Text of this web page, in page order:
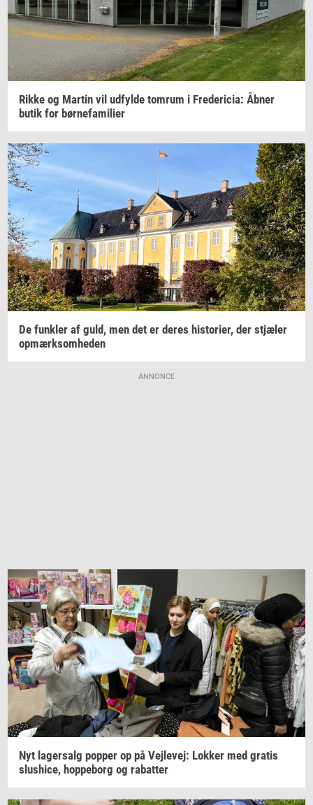
Rikke og Mar­tin vil ud­fyl­de tom­rum i Fre­de­ri­cia: Åbner
butik for bør­ne­fa­mi­li­er
De funk­ler af guld, men det er deres hi­sto­ri­er, der stjæ­ler
op­mærk­som­he­den
ANNONCE
Nyt la­ger­salg pop­per op på Vej­le­vej: Lok­ker med gra­tis
slus­hi­ce, hop­pe­borg og ra­bat­ter